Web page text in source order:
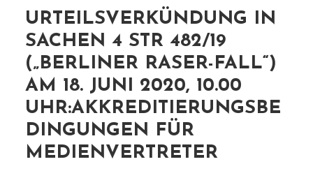
URTEILSVERKÜNDUNG IN
SACHEN 4 STR 482/19
(„BERLINER RASER-FALL“)
AM 18. JUNI 2020, 10.00
UHR:AKKREDITIERUNGSBE
DINGUNGEN FÜR
MEDIENVERTRETER